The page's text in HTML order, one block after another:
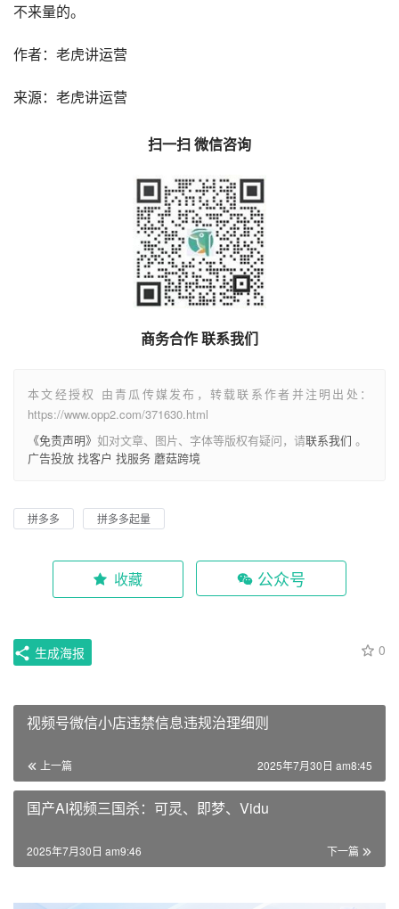
不来量的。
作者：老虎讲运营
来源：老虎讲运营
扫一扫 微信咨询
商务合作 联系我们
本文经授权 由青瓜传媒发布，转载联系作者并注明出处：
https://www.opp2.com/371630.html
《免责声明》 如对文章、图片、字体等版权有疑问，请联系我们 。
广告投放 找客户 找服务 蘑菇跨境
拼多多 拼多多起量
收藏 公众号
0
生成海报
视频号微信小店违禁信息违规治理细则
上一篇 2025年7月30日 am8:45
国产AI视频三国杀：可灵、即梦、Vidu
下一篇
2025年7月30日 am9:46